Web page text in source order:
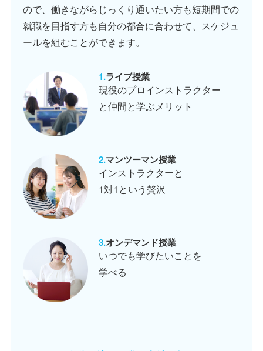
ので、働きながらじっくり通いたい方も短期間での
就職を目指す方も自分の都合に合わせて、スケジュ
ールを組むことができます。
ライブ授業
現役のプロインストラクター
と仲間と学ぶメリット
マンツーマン授業
インストラクターと
1対1という贅沢
オンデマンド授業
いつでも学びたいことを
学べる